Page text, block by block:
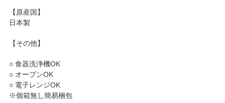
【原産国】
日本製
【その他】
○ 食器洗浄機OK
○ オーブンOK
○ 電子レンジOK
※個箱無し簡易梱包